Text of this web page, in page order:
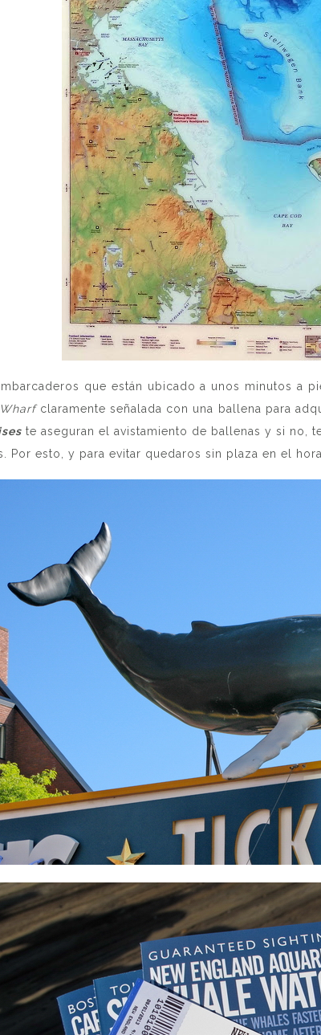
que están ubicado a unos minutos a
claramente señalada con una ballena para
te aseguran el avistamiento de ballenas y si no,
Por esto, y para evitar quedaros sin plaza en el